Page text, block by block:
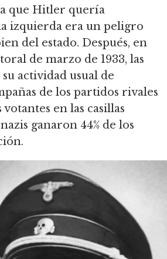
que Hitler quería
izquierda era un peligro
del estado. Después, en
de marzo de 1933, las
actividad usual de
de los partidos rivales
en las casillas
ganaron 44% de los